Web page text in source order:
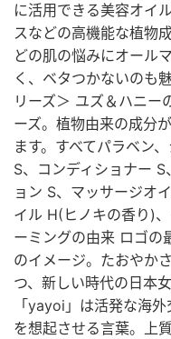
に活用できる美容オイ
スなどの高機能な植物
どの肌の悩みにオール
く、ベタつかないのも
リーズ＞ ユズ＆ハニー
ーズ。植物由来の成分
ます。すべてパラベン
S、コンディショナー
ョン S、マッサージオ
イル H(ヒノキの香り)
ーミングの由来 ロゴの
のイメージ。たおやか
つ、新しい時代の日本
「yayoi」は活発な海
を想起させる言葉。上